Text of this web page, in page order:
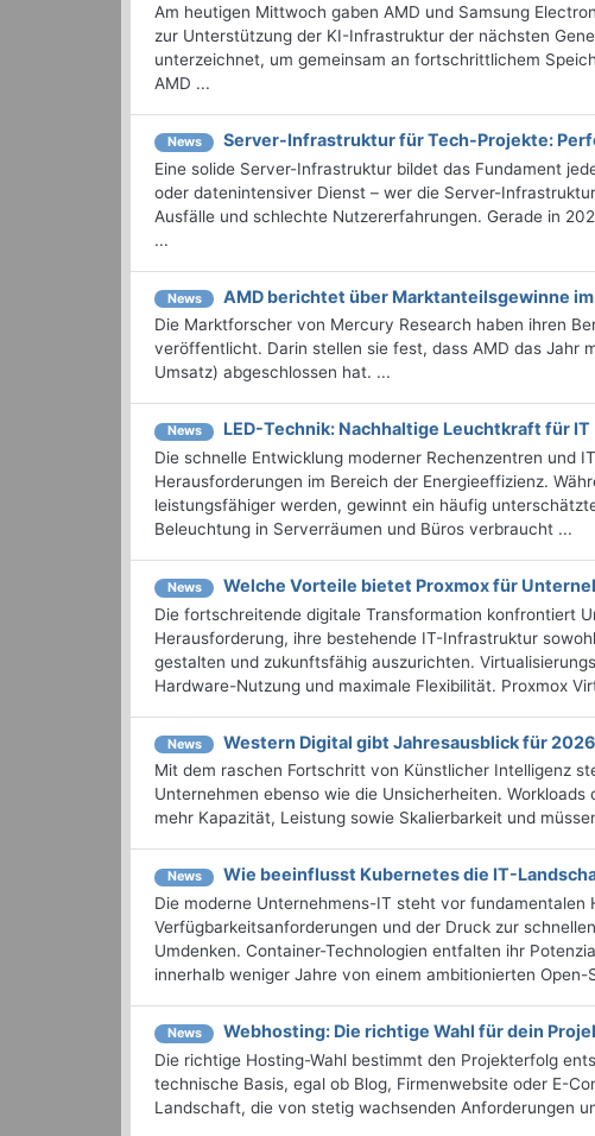
Am heutigen Mittwoch gaben AMD und Samsung
zur Unterstützung der KI-Infrastruktur der nächsten
unterzeichnet, um gemeinsam an fortschrittlichem
AMD ...
News Server-Infrastruktur für Tech-Projekte:
Eine solide Server-Infrastruktur bildet das Fundament
oder datenintensiver Dienst – wer die Server-
Ausfälle und schlechte Nutzererfahrungen. Gerade in
...
News AMD berichtet über Marktanteilsgewinne
Die Marktforscher von Mercury Research haben ihren
veröffentlicht. Darin stellen sie fest, dass AMD das Jahr
Umsatz) abgeschlossen hat. ...
News LED-Technik: Nachhaltige Leuchtkraft für IT
Die schnelle Entwicklung moderner Rechenzentren und
Herausforderungen im Bereich der Energieeffizienz.
leistungsfähiger werden, gewinnt ein häufig
Beleuchtung in Serverräumen und Büros verbraucht ...
News Welche Vorteile bietet Proxmox für
Die fortschreitende digitale Transformation konfrontiert
Herausforderung, ihre bestehende IT-Infrastruktur
gestalten und zukunftsfähig auszurichten.
Hardware-Nutzung und maximale Flexibilität. Proxmox
News Western Digital gibt Jahresausblick für 2026
Mit dem raschen Fortschritt von Künstlicher Intelligenz
Unternehmen ebenso wie die Unsicherheiten.
mehr Kapazität, Leistung sowie Skalierbarkeit und
News Wie beeinflusst Kubernetes die IT-
Die moderne Unternehmens-IT steht vor
Verfügbarkeitsanforderungen und der Druck zur
Umdenken. Container-Technologien entfalten ihr
innerhalb weniger Jahre von einem ambitionierten Open-
News Webhosting: Die richtige Wahl für dein
Die richtige Hosting-Wahl bestimmt den Projekterfolg
technische Basis, egal ob Blog, Firmenwebsite oder E-
Landschaft, die von stetig wachsenden Anforderungen